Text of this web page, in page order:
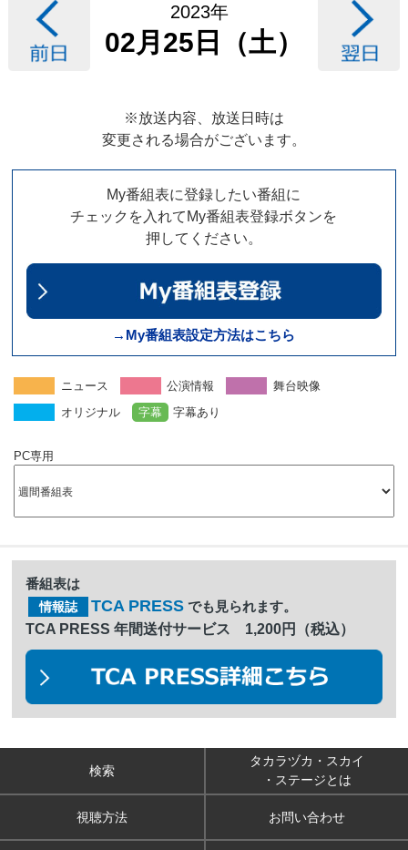
2023年
02月25日（土）
※放送内容、放送日時は
変更される場合がございます。
My番組表に登録したい番組に
チェックを入れてMy番組表登録ボタンを
押してください。
→My番組表設定方法はこちら
ニュース 公演情報
舞台映像
オリジナル
字幕 字幕あり
PC専用
番組表は
情報誌 TCA PRESS でも見られます。
TCA PRESS 年間送付サービス 1,200円（税込）
検索
タカラヅカ・スカイ
・ステージとは
視聴方法 お問い合わせ